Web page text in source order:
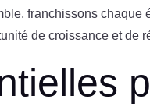
franchissons chaque
de croissance et de